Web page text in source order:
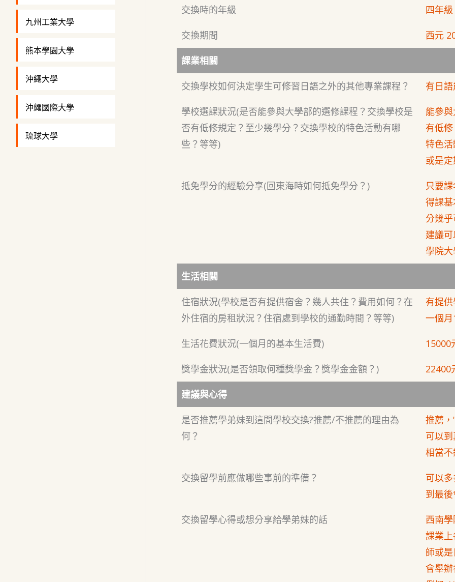
九州工業大學
熊本學園大學
沖繩大學
沖繩國際大學
琉球大學
交換時的年級 四年級
交換期間 西元
課業相關
交換學校如何決定學生可修習日語之外的其他專業課程？ 有日
學校選課狀況(是否能參與大學部的選修課程？交換學校是
否有低修規定？至少幾學分？交換學校的特色活動有哪
些？等等)
能參
有低
特色
或是
抵免學分的經驗分享(回東海時如何抵免學分？)
只要
得課
分幾
建議
學院
生活相關
住宿狀況(學校是否有提供宿舍？幾人共住？費用如何？在
外住宿的房租狀況？住宿處到學校的通勤時間？等等)
有提
一個
生活花費狀況(一個月的基本生活費) 15000
獎學金狀況(是否領取何種獎學金？獎學金金額？) 22400
建議與心得
是否推薦學弟妹到這間學校交換?推薦/不推薦的理由為
何？
推薦
可以
相當
交換留學前應做哪些事前的準備？
可以
到最
交換留學心得或想分享給學弟妹的話
西南
課業
師或
會舉